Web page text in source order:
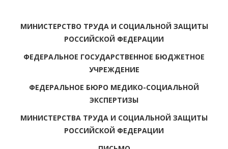
МИНИСТЕРСТВО ТРУДА И СОЦИАЛЬНОЙ ЗАЩИТЫ
РОССИЙСКОЙ ФЕДЕРАЦИИ
ФЕДЕРАЛЬНОЕ ГОСУДАРСТВЕННОЕ БЮДЖЕТНОЕ
УЧРЕЖДЕНИЕ
ФЕДЕРАЛЬНОЕ БЮРО МЕДИКО-СОЦИАЛЬНОЙ
ЭКСПЕРТИЗЫ
МИНИСТЕРСТВА ТРУДА И СОЦИАЛЬНОЙ ЗАЩИТЫ
РОССИЙСКОЙ ФЕДЕРАЦИИ